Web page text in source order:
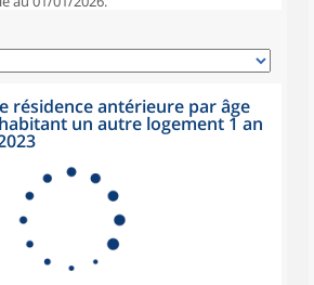
résidence antérieure par âge
un autre logement 1 an